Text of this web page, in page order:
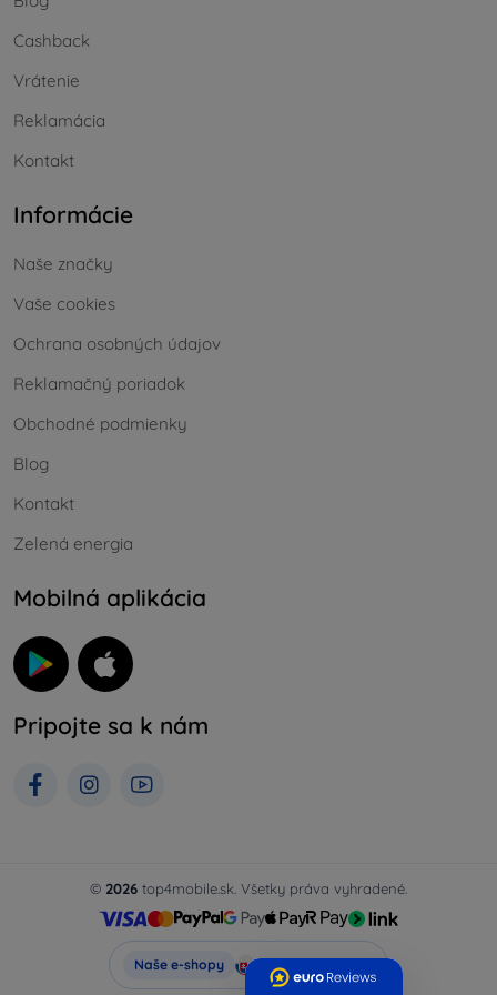
Cashback
Vrátenie
Reklamácia
Kontakt
Informácie
Naše značky
Vaše cookies
Ochrana osobných údajov
Reklamačný poriadok
Obchodné podmienky
Blog
Kontakt
Zelená energia
Mobilná aplikácia
Pripojte sa k nám
© 2026 top4mobile.sk. Všetky práva vyhradené.
Naše e-shopy Top4Mobile.sk